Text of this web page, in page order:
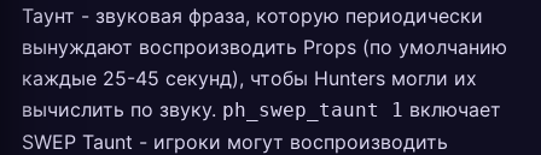
Таунт - звуковая фраза, которую периодически
вынуждают воспроизводить Props (по умолчанию
каждые 25-45 секунд), чтобы Hunters могли их
вычислить по звуку. ph_swep_taunt 1 включает
SWEP Taunt - игроки могут воспроизводить